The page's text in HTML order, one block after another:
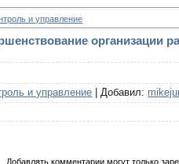
и управление
организации
и управление |Добавил:
Добавлять комментарии могут только